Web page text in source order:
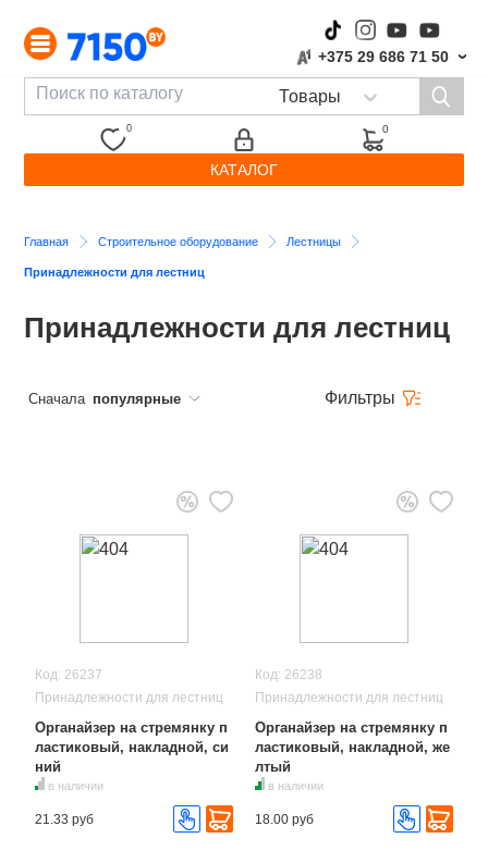
+375 29 686 71 50 ›
0 0
КАТАЛОГ
Главная Строительное оборудование Лестницы
Принадлежности для лестниц
Принадлежности для лестниц
Сначала популярные Фильтры
Код: 26237
Принадлежности для лестниц
Органайзер на стремянку п
ластиковый, накладной, си
ний
в наличии
21.33 руб
Код: 26238
Принадлежности для лестниц
Органайзер на стремянку п
ластиковый, накладной, же
лтый
в наличии
18.00 руб